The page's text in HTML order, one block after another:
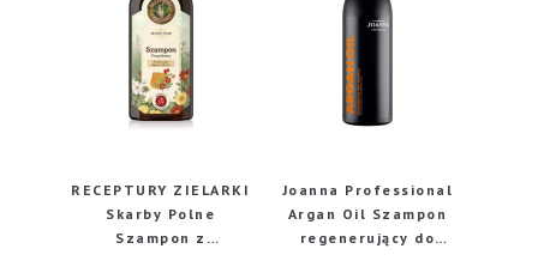
RECEPTURY ZIELARKI
Skarby Polne
Szampon z
Joanna Professional
Argan Oil Szampon
regenerujący do